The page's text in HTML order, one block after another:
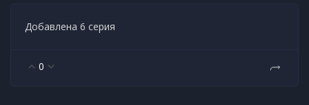
Добавлена 6 серия
0